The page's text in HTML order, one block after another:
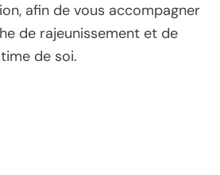
afin de vous accompagner
de rajeunissement et de
de soi.